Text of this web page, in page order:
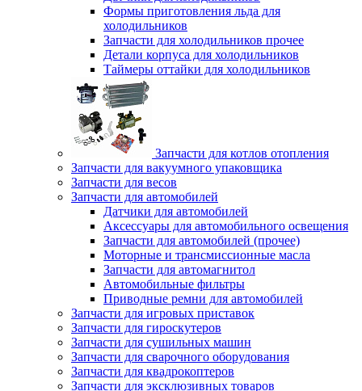
Формы приготовления льда для
холодильников
Запчасти для холодильников прочее
Детали корпуса для холодильников
Таймеры оттайки для холодильников
Запчасти для котлов отопления
Запчасти для вакуумного упаковщика
Запчасти для весов
Запчасти для автомобилей
Датчики для автомобилей
Аксессуары для автомобильного освещения
Запчасти для автомобилей (прочее)
Моторные и трансмиссионные масла
Запчасти для автомагнитол
Автомобильные фильтры
Приводные ремни для автомобилей
Запчасти для игровых приставок
Запчасти для гироскутеров
Запчасти для сушильных машин
Запчасти для сварочного оборудования
Запчасти для квадрокоптеров
Запчасти для эксклюзивных товаров